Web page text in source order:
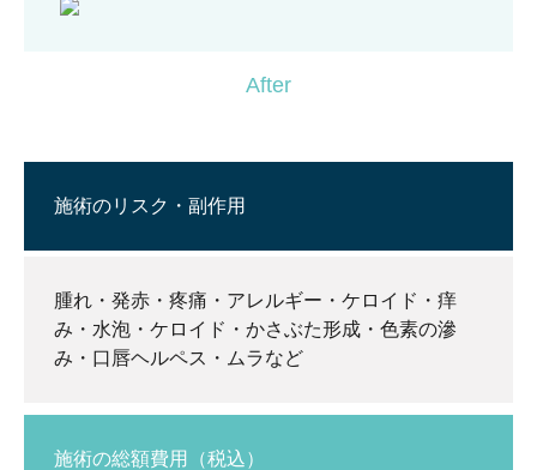
After
施術のリスク・副作用
腫れ・発赤・疼痛・アレルギー・ケロイド・痒
み・水泡・ケロイド・かさぶた形成・色素の滲
み・口唇ヘルペス・ムラなど
施術の総額費用（税込）